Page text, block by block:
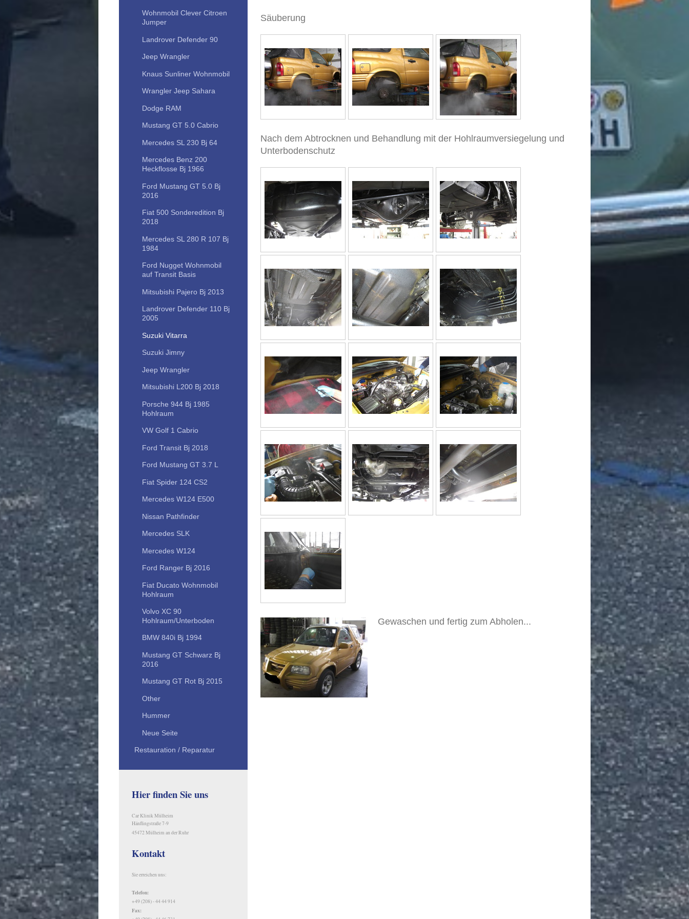
Säuberung
Nach dem Abtrocknen und Behandlung mit der Hohlraumversiegelung und
Unterbodenschutz
Gewaschen und fertig zum Abholen...
Wohnmobil Clever Citroen
Jumper
Landrover Defender 90
Jeep Wrangler
Knaus Sunliner Wohnmobil
Wrangler Jeep Sahara
Dodge RAM
Mustang GT 5.0 Cabrio
Mercedes SL 230 Bj 64
Mercedes Benz 200
Heckflosse Bj 1966
Ford Mustang GT 5.0 Bj
2016
Fiat 500 Sonderedition Bj
2018
Mercedes SL 280 R 107 Bj
1984
Ford Nugget Wohnmobil
auf Transit Basis
Mitsubishi Pajero Bj 2013
Landrover Defender 110 Bj
2005
Suzuki Vitarra
Suzuki Jimny
Jeep Wrangler
Mitsubishi L200 Bj 2018
Porsche 944 Bj 1985
Hohlraum
VW Golf 1 Cabrio
Ford Transit Bj 2018
Ford Mustang GT 3.7 L
Fiat Spider 124 CS2
Mercedes W124 E500
Nissan Pathfinder
Mercedes SLK
Mercedes W124
Ford Ranger Bj 2016
Fiat Ducato Wohnmobil
Hohlraum
Volvo XC 90
Hohlraum/Unterboden
BMW 840i Bj 1994
Mustang GT Schwarz Bj
2016
Mustang GT Rot Bj 2015
Other
Hummer
Neue Seite
Restauration / Reparatur
Hier finden Sie uns
Car Klinik Mülheim
Hänflingstraße 7-9
45472 Mülheim an der Ruhr
Kontakt
Sie erreichen uns:
Telefon:
+49 (208) - 44 44 914
Fax: